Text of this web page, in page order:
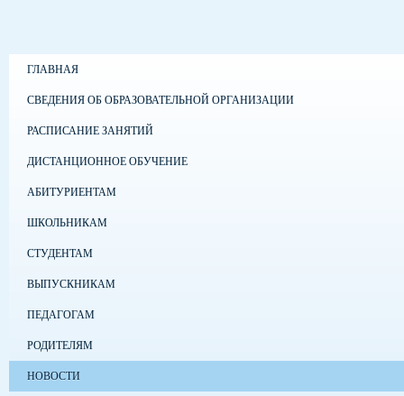
ГЛАВНАЯ
СВЕДЕНИЯ ОБ ОБРАЗОВАТЕЛЬНОЙ ОРГАНИЗАЦИИ
РАСПИСАНИЕ ЗАНЯТИЙ
ДИСТАНЦИОННОЕ ОБУЧЕНИЕ
АБИТУРИЕНТАМ
ШКОЛЬНИКАМ
СТУДЕНТАМ
ВЫПУСКНИКАМ
ПЕДАГОГАМ
РОДИТЕЛЯМ
НОВОСТИ